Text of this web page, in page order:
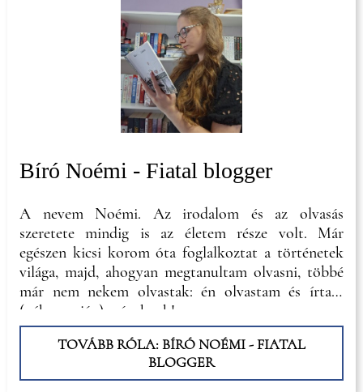
Tudományegyetemen landoltam és programozó
matematikusként szereztem diplomát. A
matematika világa látszólag messze áll az
irodalomtól, de bennem mégis nagyon jól
megférnek - még nem panaszkodott egyik sem.
Bíró Noémi - Fiatal blogger
A nevem Noémi. Az irodalom és az olvasás
szeretete mindig is az életem része volt. Már
egészen kicsi korom óta foglalkoztat a történetek
világa, majd, ahogyan megtanultam olvasni, többé
már nem nekem olvastak: én olvastam és írtam
(néha napján) másoknak!
TOVÁBB RÓLA: BÍRÓ NOÉMI - FIATAL
BLOGGER